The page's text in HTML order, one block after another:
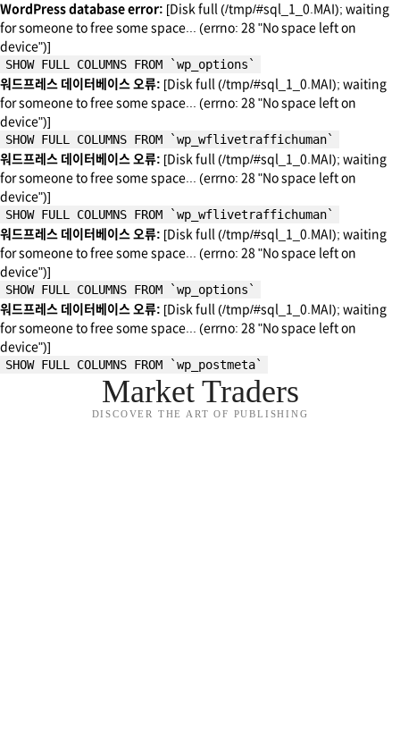
WordPress database error: [Disk full (/tmp/#sql_1_0.MAI); waiting
for someone to free some space... (errno: 28 "No space left on
device")]
SHOW FULL COLUMNS FROM `wp_options`
워드프레스 데이터베이스 오류: [Disk full (/tmp/#sql_1_0.MAI); waiting
for someone to free some space... (errno: 28 "No space left on
device")]
SHOW FULL COLUMNS FROM `wp_wflivetraffichuman`
워드프레스 데이터베이스 오류: [Disk full (/tmp/#sql_1_0.MAI); waiting
for someone to free some space... (errno: 28 "No space left on
device")]
SHOW FULL COLUMNS FROM `wp_wflivetraffichuman`
워드프레스 데이터베이스 오류: [Disk full (/tmp/#sql_1_0.MAI); waiting
for someone to free some space... (errno: 28 "No space left on
device")]
SHOW FULL COLUMNS FROM `wp_options`
워드프레스 데이터베이스 오류: [Disk full (/tmp/#sql_1_0.MAI); waiting
for someone to free some space... (errno: 28 "No space left on
device")]
SHOW FULL COLUMNS FROM `wp_postmeta`
Market Traders
DISCOVER THE ART OF PUBLISHING